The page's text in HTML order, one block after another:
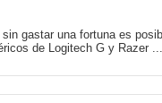
gastar una fortuna es
de Logitech G y Razer ...